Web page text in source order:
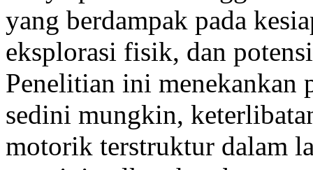
yang berdampak pada
eksplorasi fisik, dan
Penelitian ini menekankan
sedini mungkin,
motorik terstruktur dalam